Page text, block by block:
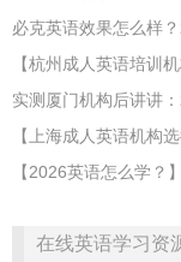
【杭州成人英语培训
在线英语学习资